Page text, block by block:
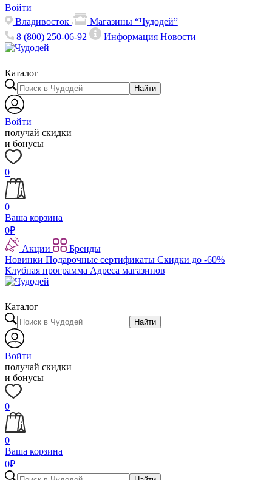
Войти
Владивосток
Магазины “Чудодей”
8 (800) 250-06-92
ИнформацияНовости
Каталог
Найти
Войти
получай скидки
и бонусы
0
0
Ваша корзина
0₽
Акции
Бренды
Новинки Подарочные сертификаты Скидки до -60%
Клубная программа Адреса магазинов
Каталог
Найти
Войти
получай скидки
и бонусы
0
0
Ваша корзина
0₽